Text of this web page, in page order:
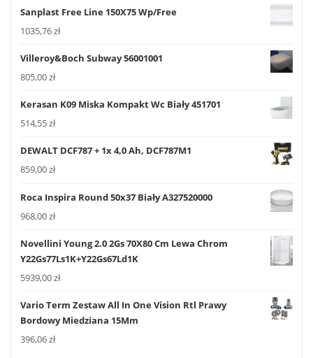
Sanplast Free Line 150X75 Wp/Free
1035,76zł
Villeroy&Boch Subway 56001001
805,00zł
Kerasan K09 Miska Kompakt Wc Biały 451701
514,55zł
DEWALT DCF787 + 1x 4,0 Ah, DCF787M1
859,00zł
Roca Inspira Round 50x37 Biały A327520000
968,00zł
Novellini Young 2.0 2Gs 70X80 Cm Lewa Chrom
Y22Gs77Ls1K+Y22Gs67Ld1K
5939,00zł
Vario Term Zestaw All In One Vision Rtl Prawy
Bordowy Miedziana 15Mm
396,06zł